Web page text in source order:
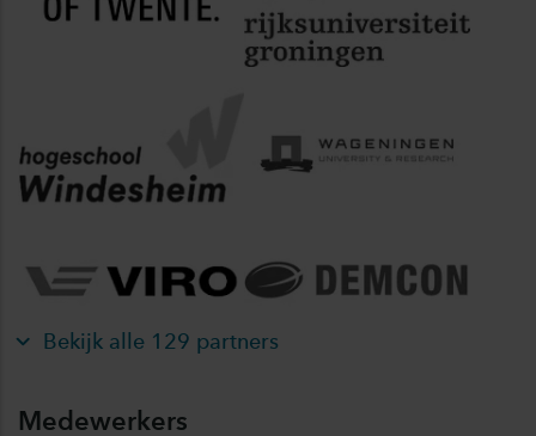
Bekijk alle 129 partners
Medewerkers